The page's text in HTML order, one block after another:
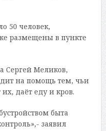
50 человек,
размещены в пункте
Сергей Меликов,
на помощь тем, чьи
даёт еду и кров.
быта
заявил